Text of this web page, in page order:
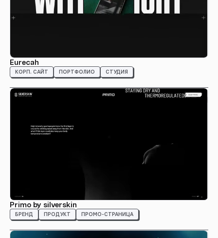
Eurecah
КОРП. САЙТ ПОРТФОЛИО СТУДИЯ
Primo by silverskin
БРЕНД ПРОДУКТ ПРОМО-СТРАНИЦА